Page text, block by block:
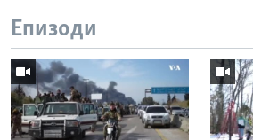
Епизоди